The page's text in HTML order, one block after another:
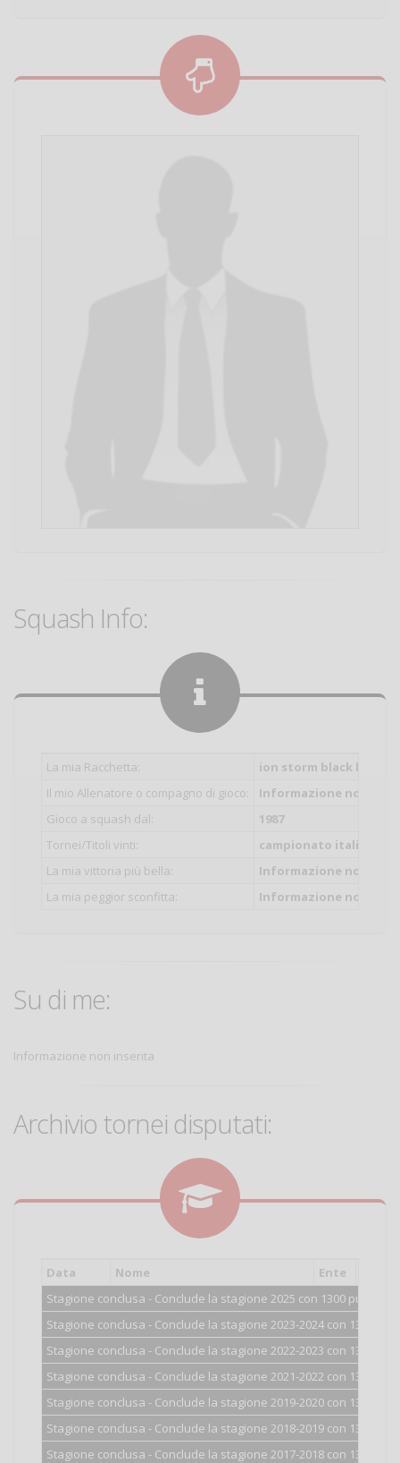
Squash Info:
La mia Racchetta:
ion storm black knight
Il mio Allenatore o compagno di gioco:
Informazione non
Gioco a squash dal:
1987
Tornei/Titoli vinti:
campionato italiano
La mia vittoria più bella:
Informazione non
La mia peggior sconfitta:
Informazione non
Su di me:
Informazione non inserita
Archivio tornei disputati:
Data Nome Ente
Stagione conclusa - Conclude la stagione 2025 con 1300 punti.
Stagione conclusa - Conclude la stagione 2023-2024 con 1300
Stagione conclusa - Conclude la stagione 2022-2023 con 1300
Stagione conclusa - Conclude la stagione 2021-2022 con 1300
Stagione conclusa - Conclude la stagione 2019-2020 con 1300
Stagione conclusa - Conclude la stagione 2018-2019 con 1300
Stagione conclusa - Conclude la stagione 2017-2018 con 1300